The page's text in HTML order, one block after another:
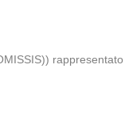
rappresentato